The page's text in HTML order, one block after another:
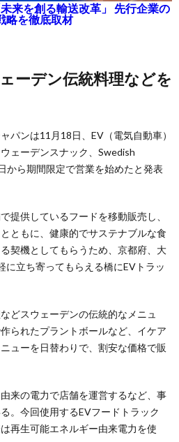
来を創る輸送改革」 先行企業の
略を徹底取材
パンは11月18日、EV（電気自動車）
ェーデンスナック、Swedish
から期間限定で営業を始めたと発表
提供しているフードを移動販売し、
ともに、健康的でサステナブルな食
契機としてもらうため、京都府、大
に立ち寄ってもらえる橋にEVトラッ
どスウェーデンの伝統的なメニュ
られたプラントボールなど、イケア
ューを日替わりで、割安な価格で販
来の電力で店舗を運営するなど、事
。今回使用するEVフードトラック
再生可能エネルギー由来電力を使